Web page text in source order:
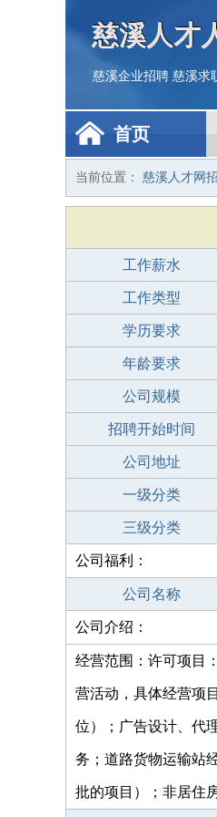
慈溪人才
慈溪企业招聘 慈溪求
首页
当前位置： 慈溪人才网
工作薪水
工作类型
学历要求
年龄要求
公司规模
招聘开始时间
公司地址
一级分类
三级分类
公司福利：
公司名称
公司介绍：
经营范围：许可项目
营活动，具体经营项
位）；广告设计、代
务；道路货物运输站
批的项目）；非居住